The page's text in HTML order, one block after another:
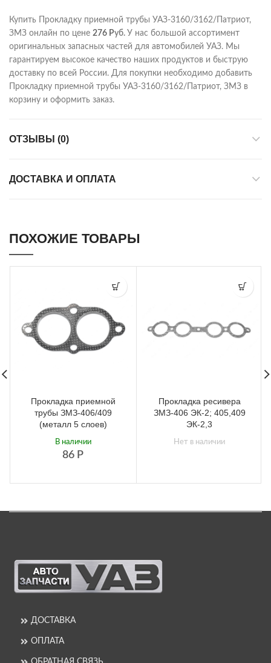
Купить Прокладку приемной трубы УАЗ-3160/3162/Патриот,
ЗМЗ онлайн по цене 276 Руб. У нас большой ассортимент
оригинальных запасных частей для автомобилей УАЗ. Мы
гарантируем высокое качество наших продуктов и быструю
доставку по всей России. Для покупки необходимо добавить
Прокладку приемной трубы УАЗ-3160/3162/Патриот, ЗМЗ в
корзину и оформить заказ.
ОТЗЫВЫ (0)
ДОСТАВКА И ОПЛАТА
ПОХОЖИЕ ТОВАРЫ
Прокладка приемной
трубы ЗМЗ-406/409
(металл 5 слоев)
86 Р
В наличии
Прокладка ресивера
ЗМЗ-406 ЭК-2; 405,409
ЭК-2,3
Нет в наличии
ДОСТАВКА
ОПЛАТА